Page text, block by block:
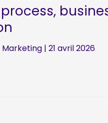
| 21 avril 2026